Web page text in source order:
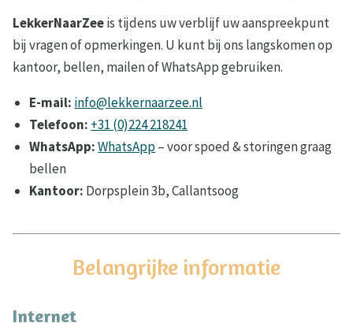
LekkerNaarZeeis tijdens uw verblijf uw aanspreekpunt
bij vragen of opmerkingen. U kunt bij ons langskomen op
kantoor, bellen, mailen of WhatsApp gebruiken.
E-mail: info@lekkernaarzee.nl
Telefoon: +31 (0)224 218241
WhatsApp:WhatsApp– voor spoed & storingen graag
bellen
Kantoor: Dorpsplein 3b, Callantsoog
Belangrijke informatie
Internet